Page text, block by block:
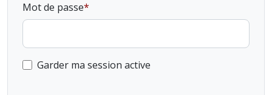
Mot de passe
Garder ma session active